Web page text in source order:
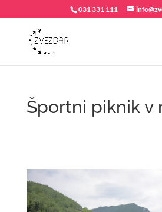
031 331 111
Športni piknik v